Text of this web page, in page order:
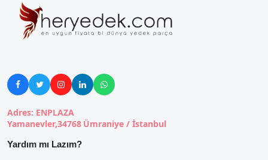
    
Adres: ENPLAZA
Yamanevler,34768 Ümraniye / İstanbul
Yardım mı Lazım?